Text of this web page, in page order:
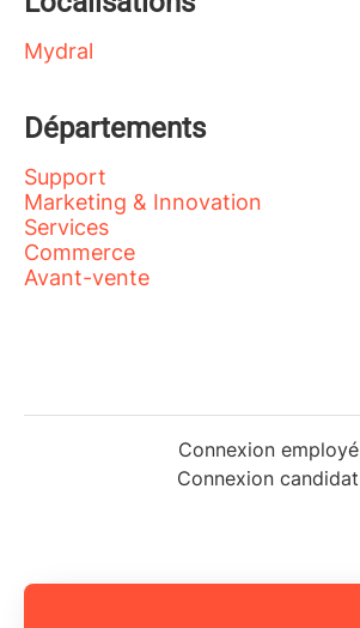
Mydral
Départements
Support
Marketing & Innovation
Services
Commerce
Avant-vente
Connexion employé
Connexion candidat